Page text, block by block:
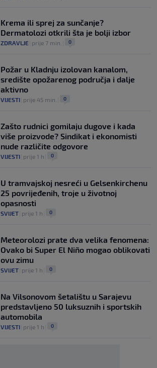
Krema ili sprej za sunčanje?
Dermatolozi otkrili šta je bolji izbor
ZDRAVLJE prije 7 min. 0
Požar u Kladnju izolovan kanalom,
središte opožarenog područja i dalje
aktivno
VIJESTI prije 45 min. 0
Zašto rudnici gomilaju dugove i kada
više proizvode? Sindikat i ekonomisti
nude različite odgovore
VIJESTI prije 1 h 0
U tramvajskoj nesreći u Gelsenkirchenu
25 povrijeđenih, troje u životnoj
opasnosti
SVIJET prije 1 h 0
Meteorolozi prate dva velika fenomena:
Ovako bi Super El Niño mogao oblikovati
ovu zimu
SVIJET prije 1 h 0
Na Vilsonovom šetalištu u Sarajevu
predstavljeno 50 luksuznih i sportskih
automobila
VIJESTI prije 1 h 0